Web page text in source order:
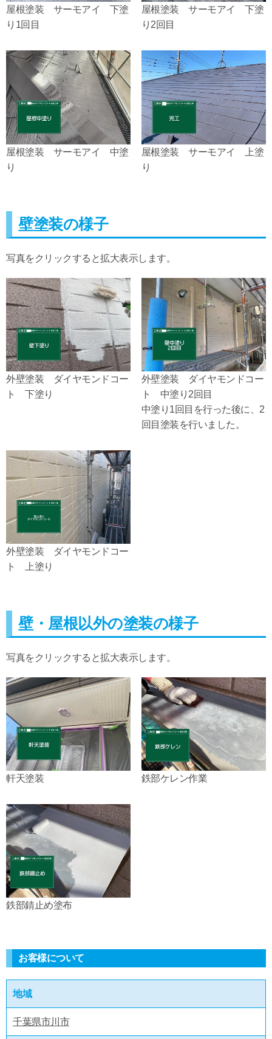
屋根塗装 サーモアイ 下塗
り1回目
屋根塗装 サーモアイ 下塗
り2回目
屋根塗装 サーモアイ 中塗
り
屋根塗装 サーモアイ 上塗
り
壁塗装の様子
写真をクリックすると拡大表示します。
外壁塗装 ダイヤモンドコー
ト 下塗り
外壁塗装 ダイヤモンドコー
ト 中塗り2回目
中塗り1回目を行った後に、2
回目塗装を行いました。
外壁塗装 ダイヤモンドコー
ト 上塗り
壁・屋根以外の塗装の様子
写真をクリックすると拡大表示します。
軒天塗装 鉄部ケレン作業
鉄部錆止め塗布
お客様について
地域
千葉県市川市